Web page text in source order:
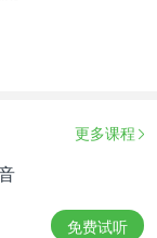
(liang)→(り
よう)
規(gui)→(ぎ)
(jian)→(せん)
更多课程
免费试听